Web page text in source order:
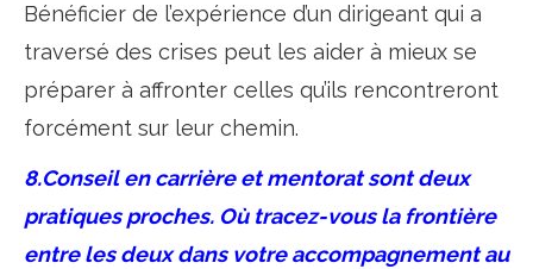
Bénéficier de l’expérience d’un dirigeant qui a
traversé des crises peut les aider à mieux se
préparer à affronter celles qu’ils rencontreront
forcément sur leur chemin.
8.Conseil en carrière et mentorat sont deux
pratiques proches. Où tracez-vous la frontière
entre les deux dans votre accompagnement au